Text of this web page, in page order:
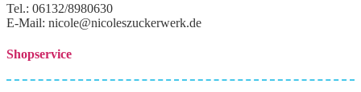
Tel.: 06132/8980630
E-Mail: nicole@nicoleszuckerwerk.de
Shopservice